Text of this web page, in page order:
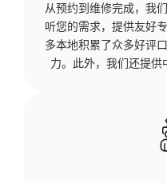
从预约到维修完成，我
听您的需求，提供友好
多本地积累了众多好评
力。此外，我们还提供